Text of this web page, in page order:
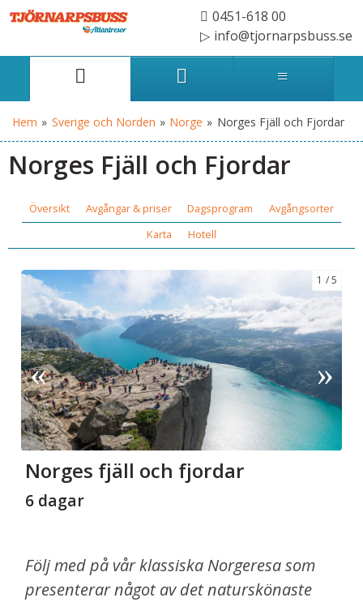
0451-618 00
info@tjornarpsbuss.se
Hem » Sverige och Norden » Norge » Norges Fjäll och Fjordar
Norges Fjäll och Fjordar
Översikt Avgångar & priser Dagsprogram
Avgångsorter
Karta
Hotell
1 5
Norges fjäll och fjordar
6 dagar
Följ med på vår klassiska Norgeresa som
presenterar något av det naturskönaste